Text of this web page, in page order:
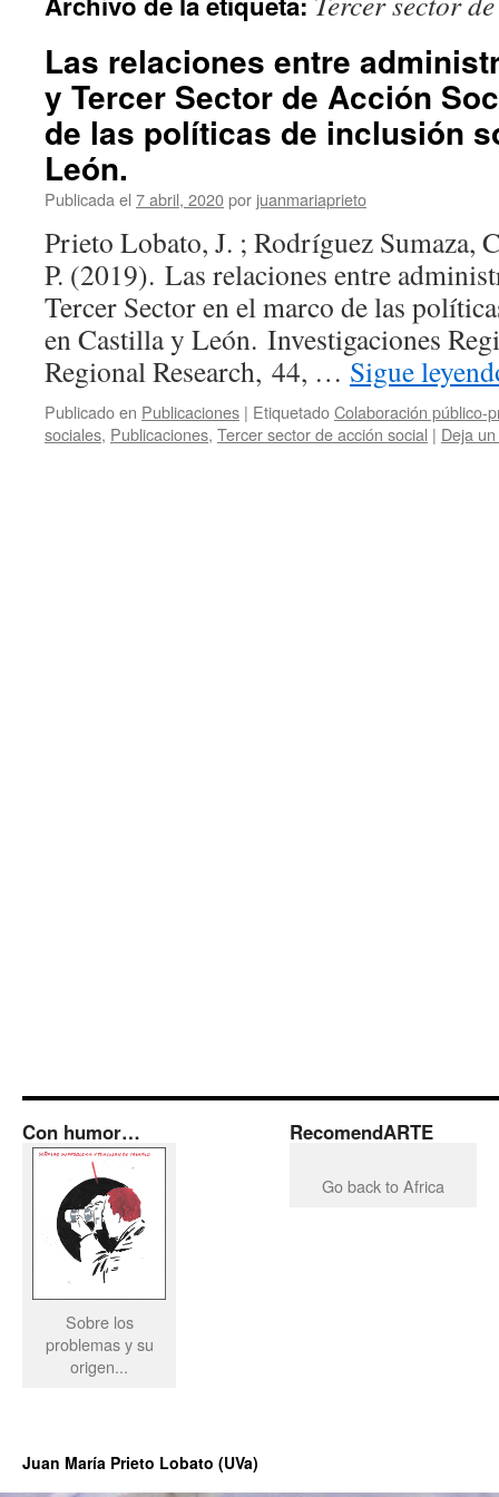
Las relaciones entre
y Tercer Sector de Acción
de las políticas de inclusión
León.
Publicada el 7 abril, 2020por juanmariaprieto
Prieto Lobato, J. ; Rodríguez Sumaza,
P. (2019). Las relaciones entre
Tercer Sector en el marco de las
en Castilla y León. Investigaciones
Regional Research, 44, … Sigue
Publicado en Publicaciones | EtiquetadoColaboración público-
sociales, Publicaciones, Tercer sector de acción social | Deja
Con humor…
Sobre los
problemas y su
origen...
RecomendARTE
Go back to Africa
Juan María Prieto Lobato (UVa)